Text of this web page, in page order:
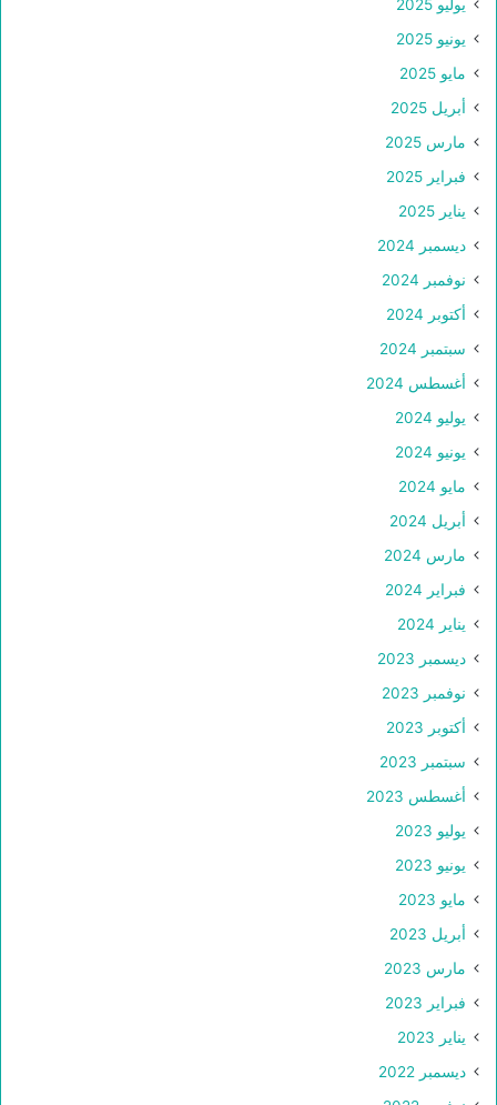
يوليو 2025
يونيو 2025
مايو 2025
أبريل 2025
مارس 2025
فبراير 2025
يناير 2025
ديسمبر 2024
نوفمبر 2024
أكتوبر 2024
سبتمبر 2024
أغسطس 2024
يوليو 2024
يونيو 2024
مايو 2024
أبريل 2024
مارس 2024
فبراير 2024
يناير 2024
ديسمبر 2023
نوفمبر 2023
أكتوبر 2023
سبتمبر 2023
أغسطس 2023
يوليو 2023
يونيو 2023
مايو 2023
أبريل 2023
مارس 2023
فبراير 2023
يناير 2023
ديسمبر 2022